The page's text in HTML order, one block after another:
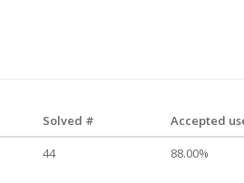
Solved #
Accepted
44 88.00%